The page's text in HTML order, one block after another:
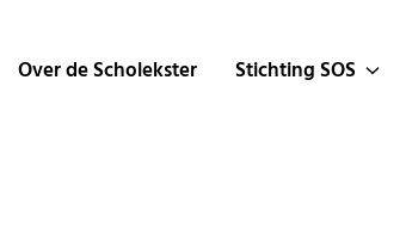
Over de Scholekster Stichting SOS